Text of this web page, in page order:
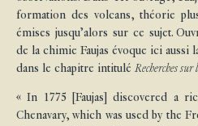
formation des volcans, théorie
émises jusqu’alors sur ce sujet.
de la chimie Faujas évoque ici
dans le chapitre intitulé Recherches
« In 1775 [Faujas] discovered a
Chenavary, which was used by the